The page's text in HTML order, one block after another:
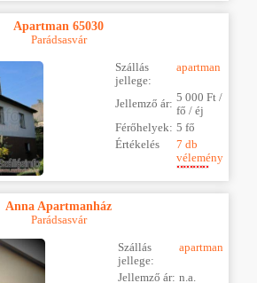
Apartman 65030
Parádsasvár
Szállás
jellege:
apartman
Jellemző ár: 5 000 Ft /
fő / éj
Férőhelyek: 5 fő
Értékelés
7 db
vélemény
Anna Apartmanház
Parádsasvár
Szállás
jellege:
apartman
Jellemző ár: n.a.